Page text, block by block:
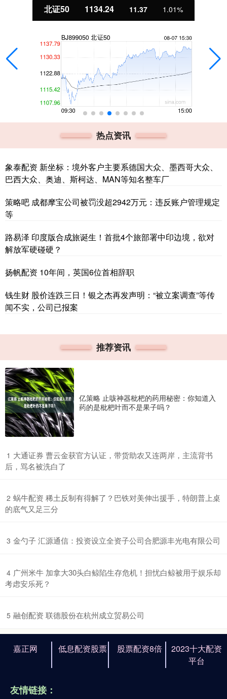
北证50 1134.24 11.37 1.01%
热点资讯
象泰配资 新坐标：境外客户主要系德国大众、墨西哥大众、
巴西大众、奥迪、斯柯达、MAN等知名整车厂
策略吧 成都摩宝公司被罚没超2942万元：违反账户管理规定
等
路易泽 印度版合成旅诞生！首批4个旅部署中印边境，欲对
解放军硬碰硬？
扬帆配资 10年间，英国6位首相辞职
钱生财 股价连跌三日！银之杰再发声明：“被立案调查”等传
闻不实，公司已报案
推荐资讯
亿策略 止咳神器枇杷的药用秘密：你知道入
药的是枇杷叶而不是果子吗？
1 ​大通证券 曹云金获官方认证，带货助农又连两岸，主流背书
后，骂名被洗白了
2 ​蜗牛配资 稀土反制有得解了？巴铁对美伸出援手，特朗普上桌
的底气又足三分
3 ​金勺子 汇源通信：投资设立全资子公司合肥源丰光电有限公司
4 ​广州米牛 加拿大30头白鲸陷生存危机！担忧白鲸被用于娱乐却
考虑安乐死？
5 ​融创配资 联德股份在杭州成立贸易公司
嘉正网 低息配资股票 股票配资8倍
2023十大配资
平台
友情链接：